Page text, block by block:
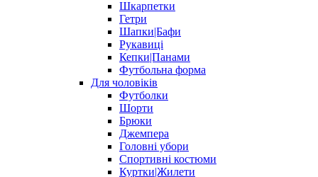
Шкарпетки
Гетри
Шапки|Бафи
Рукавиці
Кепки|Панами
Футбольна форма
Для чоловіків
Футболки
Шорти
Брюки
Джемпера
Головні убори
Спортивні костюми
Куртки|Жилети